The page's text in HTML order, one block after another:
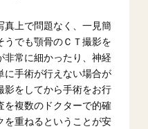
真上で問題なく、一見簡
うでも顎骨のＣＴ撮影を
非常に細かったり、神経
に手術が行えない場合が
影をしてから手術をお行
を複数のドクターで的確
を重ねるということが安